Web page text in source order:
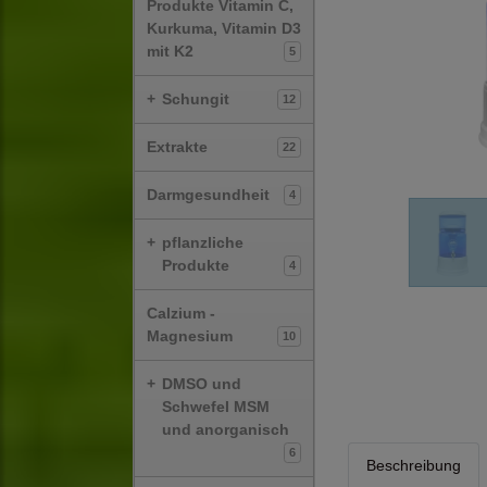
Produkte Vitamin C,
Kurkuma, Vitamin D3
mit K2
5
+ Schungit 12
Extrakte 22
Darmgesundheit 4
+ pflanzliche
Produkte
4
Calzium -
Magnesium
10
+ DMSO und
Schwefel MSM
und anorganisch
6
Beschreibung